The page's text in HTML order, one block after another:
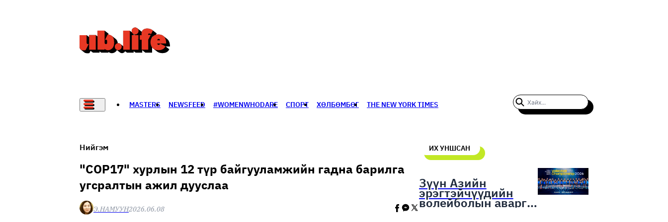
MASTERS NEWSFEED #WOMENWHODARE СПОРТ ХӨЛБӨМБӨГ THE NEW YORK TIMES
Нийгэм
"COP17" хурлын 12 түр байгууламжийн гадна барилга
угсралтын ажил дууслаа
Э.НАМУУН2026.06.08
ИХ УНШСАН
Зүүн Азийн
эрэгтэйчүүдийн
волейболын аварга
шалгаруулах